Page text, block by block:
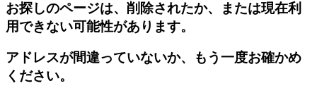
お探しのページは、削除されたか、または現在利
用できない可能性があります。
アドレスが間違っていないか、もう一度お確かめ
ください。